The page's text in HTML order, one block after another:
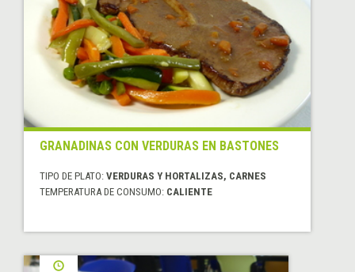
GRANADINAS CON VERDURAS EN BASTONES
TIPO DE PLATO: VERDURAS Y HORTALIZAS, CARNES
TEMPERATURA DE CONSUMO: CALIENTE